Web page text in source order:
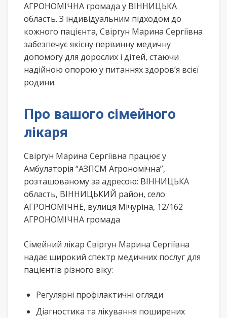
АГРОНОМІЧНА громада у ВІННИЦЬКА
область. З індивідуальним підходом до
кожного пацієнта, Свіргун Марина Сергіївна
забезпечує якісну первинну медичну
допомогу для дорослих і дітей, стаючи
надійною опорою у питаннях здоров’я всієї
родини.
Про вашого сімейного
лікаря
Свіргун Марина Сергіївна працює у
Амбулаторія “АЗПСМ Агрономічна”,
розташованому за адресою: ВІННИЦЬКА
область, ВІННИЦЬКИЙ район, село
АГРОНОМІЧНЕ, вулиця Мічуріна, 12/162
АГРОНОМІЧНА громада
Сімейний лікар Свіргун Марина Сергіївна
надає широкий спектр медичних послуг для
пацієнтів різного віку:
Регулярні профілактичні огляди
Діагностика та лікування поширених